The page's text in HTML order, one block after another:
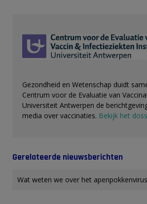
Gezondheid en Wetenschap duidt
Centrum voor de Evaluatie van
Universiteit Antwerpen de
media over vaccinaties. Bekijk het
Gerelateerde nieuwsberichten
Wat weten we over het